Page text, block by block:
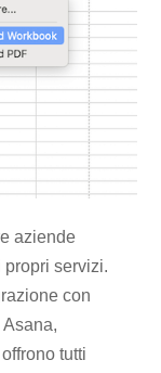
aziende
propri servizi.
con
Asana,
tutti